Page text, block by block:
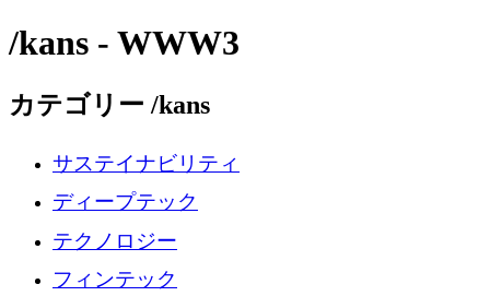
/kans - WWW3
カテゴリー /kans
サステイナビリティ
ディープテック
テクノロジー
フィンテック